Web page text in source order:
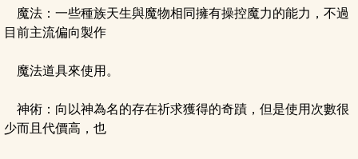
魔法：一些種族天生與魔物相同擁有操控魔力的能力，不過
目前主流偏向製作
魔法道具來使用。
神術：向以神為名的存在祈求獲得的奇蹟，但是使用次數很
少而且代價高，也